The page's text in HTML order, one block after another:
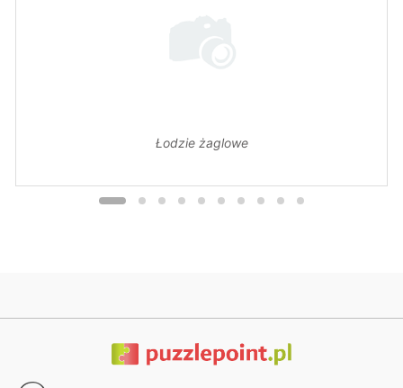
Łodzie żaglowe